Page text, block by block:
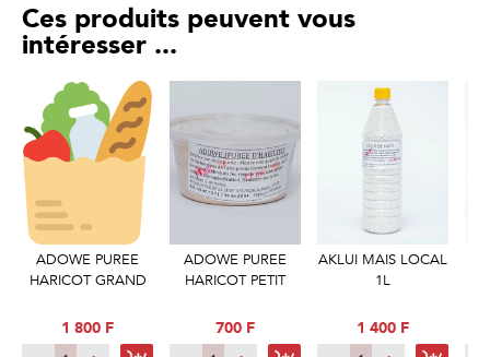
Ces produits peuvent vous
intéresser ...
ADOWE PUREE
HARICOT GRAND
1 800 F
ADOWE PUREE
HARICOT PETIT
700 F
AKLUI MAIS LOCAL
1L
1 400 F